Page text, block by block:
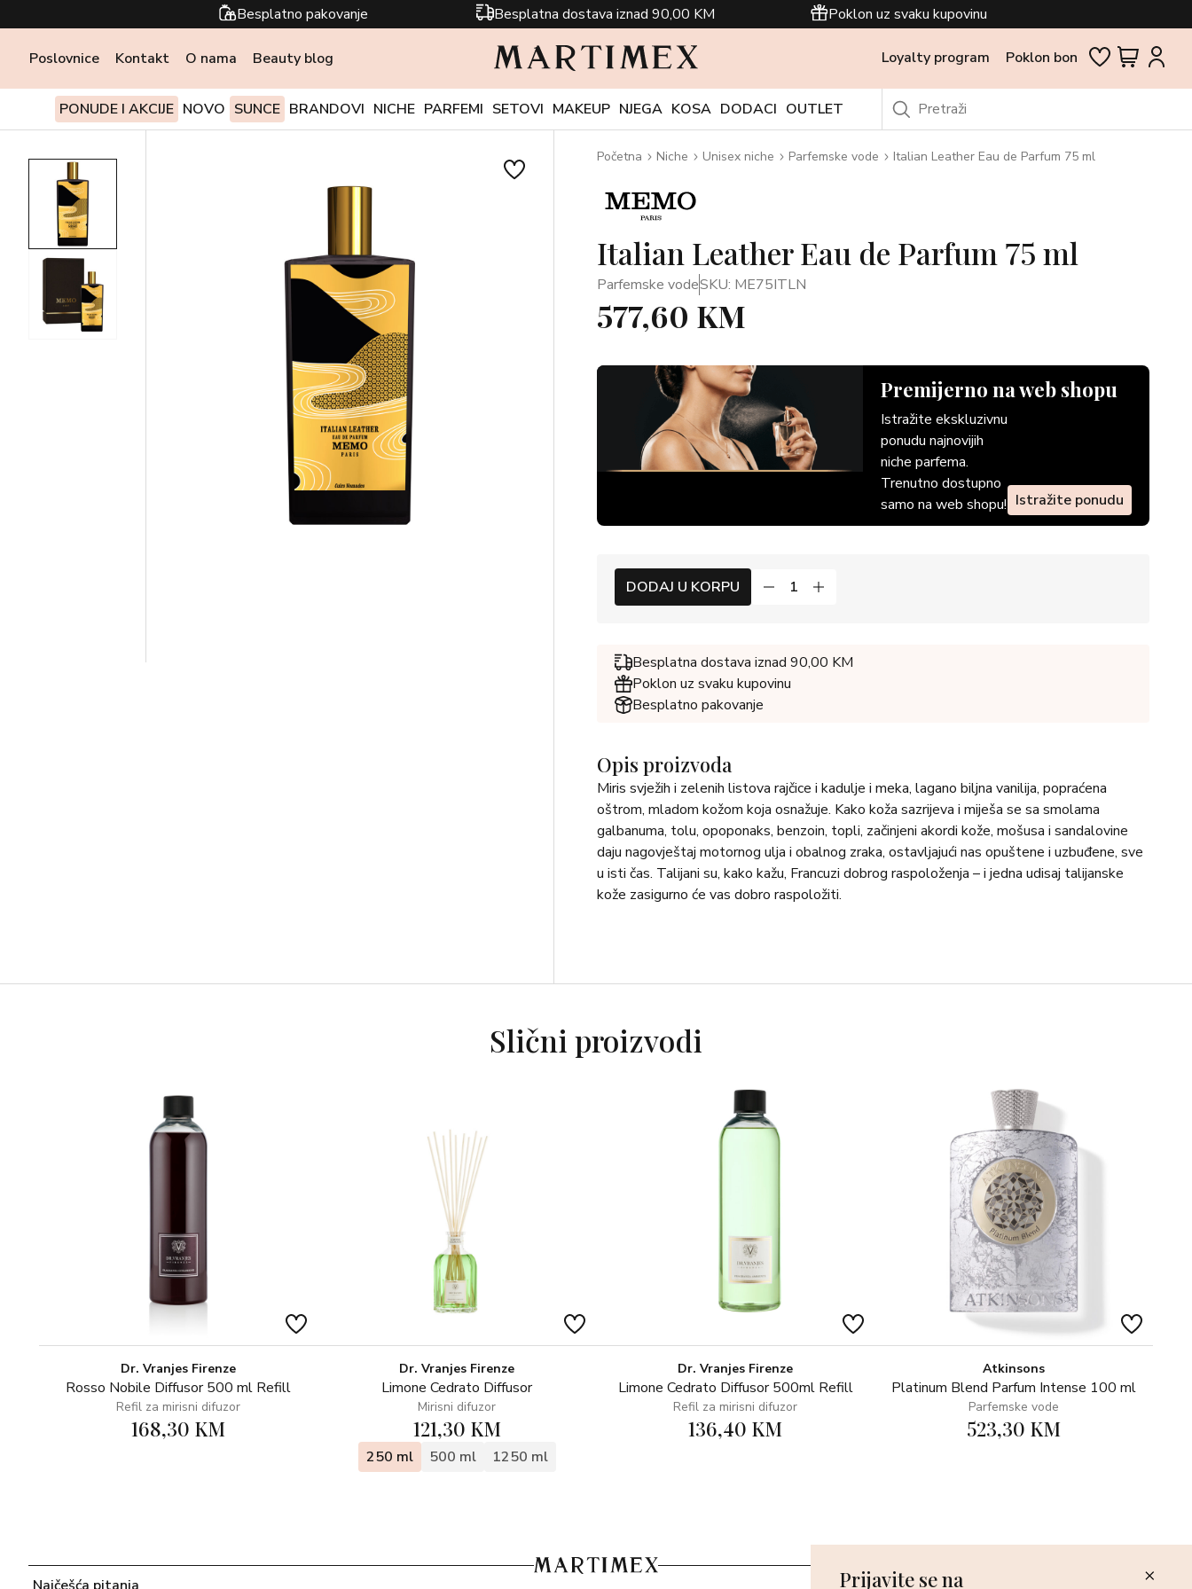
Besplatno pakovanje Besplatna dostava iznad 90,00 KM Poklon uz svaku kupovinu
Poslovnice Kontakt O nama Beauty blog Loyalty program Poklon bon
PONUDE I AKCIJE NOVO SUNCE BRANDOVI NICHE PARFEMI SETOVI MAKEUP NJEGA KOSA DODACI OUTLET
Početna Niche Unisex niche Parfemske vode Italian Leather Eau de Parfum 75 ml
Italian Leather Eau de Parfum 75 ml
Parfemske vodeSKU: ME75ITLN
577,60 KM
Premijerno na web shopu
Istražite ekskluzivnu
ponudu najnovijih
niche parfema.
Trenutno dostupno
samo na web shopu! Istražite ponudu
DODAJ U KORPU
Besplatna dostava iznad 90,00 KM
Poklon uz svaku kupovinu
Besplatno pakovanje
Opis proizvoda
Miris svježih i zelenih listova rajčice i kadulje i meka, lagano biljna vanilija, popraćena
oštrom, mladom kožom koja osnažuje. Kako koža sazrijeva i miješa se sa smolama
galbanuma, tolu, opoponaks, benzoin, topli, začinjeni akordi kože, mošusa i sandalovine
daju nagovještaj motornog ulja i obalnog zraka, ostavljajući nas opuštene i uzbuđene, sve
u isti čas. Talijani su, kako kažu, Francuzi dobrog raspoloženja – i jedna udisaj talijanske
kože zasigurno će vas dobro raspoložiti.
Slični proizvodi
Dr. Vranjes Firenze
Rosso Nobile Diffusor 500 ml Refill
Refil za mirisni difuzor
168,30 KM
Dr. Vranjes Firenze
Limone Cedrato Diffusor
Mirisni difuzor
121,30 KM
250 ml 500 ml 1250 ml
Dr. Vranjes Firenze
Limone Cedrato Diffusor 500ml Refill
Refil za mirisni difuzor
136,40 KM
Atkinsons
Platinum Blend Parfum Intense 100 ml
Parfemske vode
523,30 KM
Prijavite se na